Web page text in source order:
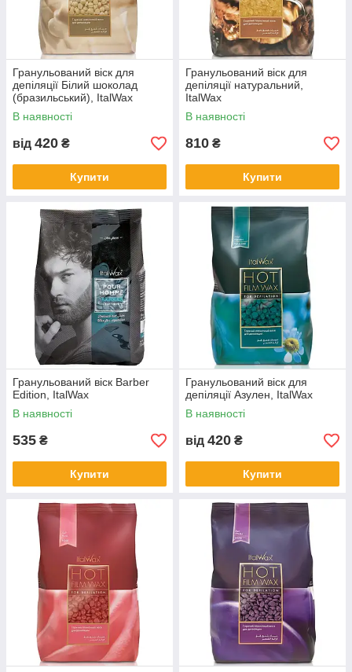
Гранульований віск для
депіляції Білий шоколад
(бразильський), ItalWax
В наявності
від 420 ₴
Купити
Гранульований віск для
депіляції натуральний,
ItalWax
В наявності
810 ₴
Купити
Гранульований віск Barber
Edition, ItalWax
В наявності
535 ₴
Купити
Гранульований віск для
депіляції Азулен, ItalWax
В наявності
від 420 ₴
Купити